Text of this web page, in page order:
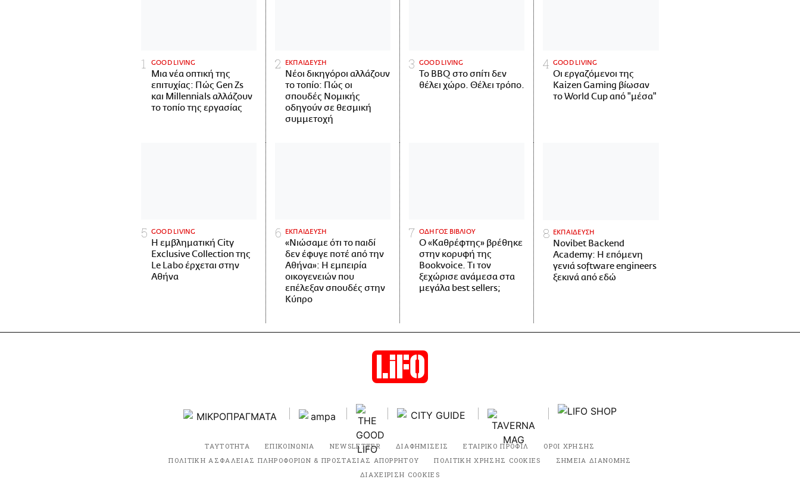
GOOD LIVING
Μια νέα οπτική της
επιτυχίας: Πώς Gen Zs
και Millennials αλλάζουν
το τοπίο της εργασίας
ΕΚΠΑΙΔΕΥΣΗ
Νέοι δικηγόροι αλλάζουν
το τοπίο: Πώς οι
σπουδές Νομικής
οδηγούν σε θεσμική
συμμετοχή
GOOD LIVING
Το BBQ στο σπίτι δεν
θέλει χώρο. Θέλει τρόπο.
GOOD LIVING
Οι εργαζόμενοι της
Kaizen Gaming βίωσαν
το World Cup από "μέσα"
GOOD LIVING
Η εμβληματική City
Exclusive Collection της
Le Labo έρχεται στην
Αθήνα
ΕΚΠΑΙΔΕΥΣΗ
«Νιώσαμε ότι το παιδί
δεν έφυγε ποτέ από την
Αθήνα»: Η εμπειρία
οικογενειών που
επέλεξαν σπουδές στην
Κύπρο
ΟΔΗΓΟΣ ΒΙΒΛΙΟΥ
Ο «Καθρέφτης» βρέθηκε
στην κορυφή της
Bookvoice. Τι τον
ξεχώρισε ανάμεσα στα
μεγάλα best sellers;
ΕΚΠΑΙΔΕΥΣΗ
Novibet Backend
Academy: Η επόμενη
γενιά software engineers
ξεκινά από εδώ
ΤΑΥΤΟΤΗΤΑ ΕΠΙΚΟΙΝΩΝΙΑ NEWSLETTER ΔΙΑΦΗΜΙΣΕΙΣ ΕΤΑΙΡΙΚΟ ΠΡΟΦΙΛ
ΟΡΟΙ ΧΡΗΣΗΣ
ΠΟΛΙΤΙΚΗ ΑΣΦΑΛΕΙΑΣ ΠΛΗΡΟΦΟΡΙΩΝ & ΠΡΟΣΤΑΣΙΑΣ ΑΠΟΡΡΗΤΟΥ
ΠΟΛΙΤΙΚΗ ΧΡΗΣΗΣ COOKIES
ΣΗΜΕΙΑ ΔΙΑΝΟΜΗΣ
ΔΙΑΧΕΙΡΙΣΗ COOKIES